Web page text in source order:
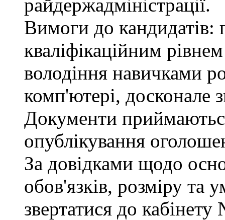
райдержадміністрації.
Вимоги до кандидатів:
кваліфікаційним
володіння навичками
комп'ютері, досконале
Документи
опублікування
За довідками щодо
обов'язків, розміру та
звертатися до